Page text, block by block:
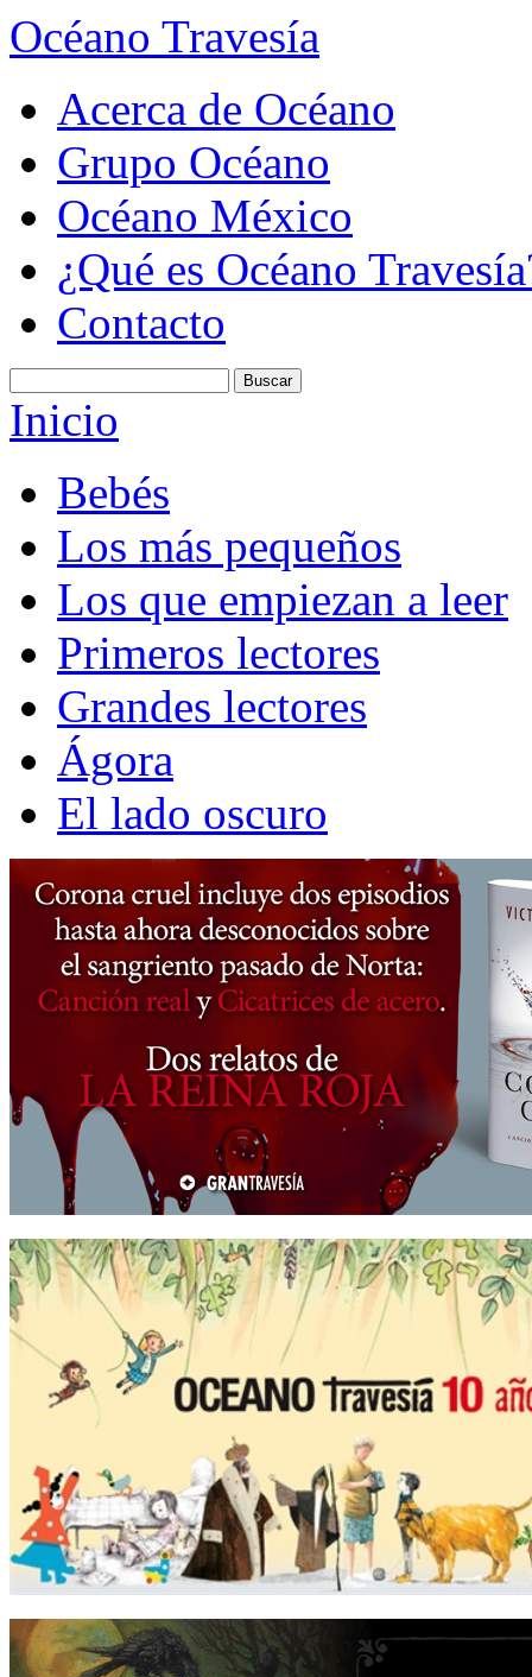
Océano Travesía
Acerca de Océano
Grupo Océano
Océano México
¿Qué es Océano
Contacto
Inicio
Bebés
Los más pequeños
Los que empiezan a leer
Primeros lectores
Grandes lectores
Ágora
El lado oscuro